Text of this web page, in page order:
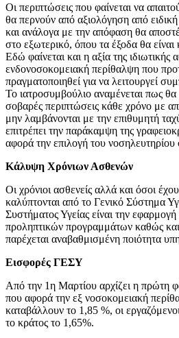
Οι περιπτώσεις που φαίνεται να
θα περνούν από αξιολόγηση από
και ανάλογα με την απόφαση θα
στο εξωτερικό, όπου τα έξοδα θα
Εδώ φαίνεται και η αξία της ιδιωτικής
ενδονοσοκομειακή περίθαλψη που
πραγματοποιηθεί για να λειτουργεί
Το ιατροσυμβούλιο αναμένεται πως θα
σοβαρές περιπτώσεις κάθε χρόνο με
μην λαμβάνονται με την επιθυμητή
επιτρέπει την παράκαμψη της
αφορά την επιλογή του νοσηλευτηρίου
Κάλυψη Χρόνιων Ασθενών
Οι χρόνιοι ασθενείς αλλά και όσοι
καλύπτονται από το Γενικό Σύστημα
Συστήματος Υγείας είναι την εφαρμογή
προληπτικών προγραμμάτων καθώς
παρέχεται αναβαθμισμένη ποιότητα
Εισφορές ΓΕΣΥ
Από την 1η Μαρτίου αρχίζει η πρώτη
που αφορά την εξ νοσοκομειακή
καταβάλλουν το 1,85 %, οι
το κράτος το 1,65%.